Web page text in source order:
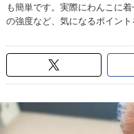
も簡単です。実際にわんこに
の強度など、気になるポイント